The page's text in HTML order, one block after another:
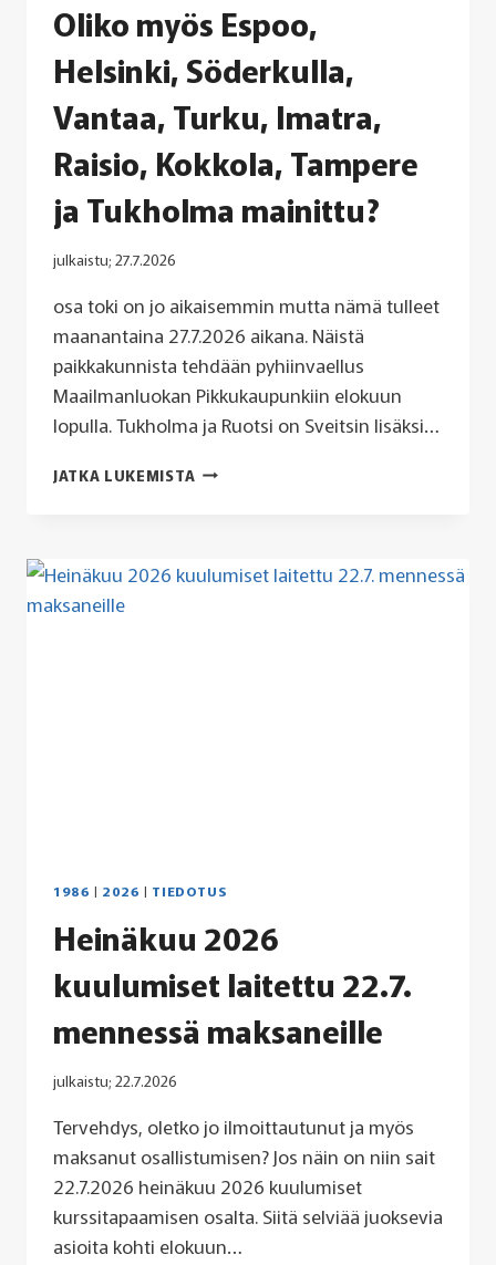
Oliko myös Espoo,
Helsinki, Söderkulla,
Vantaa, Turku, Imatra,
Raisio, Kokkola, Tampere
ja Tukholma mainittu?
julkaistu; 27.7.2026
osa toki on jo aikaisemmin mutta nämä tulleet
maanantaina 27.7.2026 aikana. Näistä
paikkakunnista tehdään pyhiinvaellus
Maailmanluokan Pikkukaupunkiin elokuun
lopulla. Tukholma ja Ruotsi on Sveitsin lisäksi…
JATKA LUKEMISTA OLIKO
VANTAA,
1986 | 2026 | TIEDOTUS
Heinäkuu 2026
kuulumiset laitettu 22.7.
mennessä maksaneille
julkaistu; 22.7.2026
Tervehdys, oletko jo ilmoittautunut ja myös
maksanut osallistumisen? Jos näin on niin sait
22.7.2026 heinäkuu 2026 kuulumiset
kurssitapaamisen osalta. Siitä selviää juoksevia
asioita kohti elokuun…